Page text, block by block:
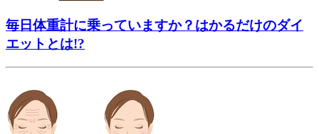
毎日体重計に乗っていますか？はかるだけのダイ
エットとは!?